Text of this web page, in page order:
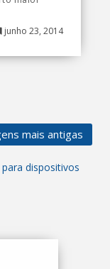
junho 23, 2014
mais antigas
dispositivos